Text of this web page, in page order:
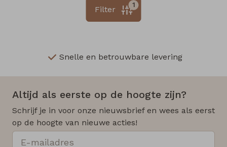
1
Filter
Snelle en betrouwbare levering
Altijd als eerste op de hoogte zijn?
Schrijf je in voor onze nieuwsbrief en wees als eerst
op de hoogte van nieuwe acties!